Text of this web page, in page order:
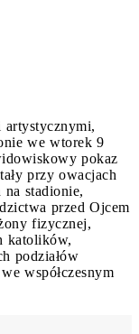
artystycznymi,
we wtorek 9
pokaz
przy owacjach
stadionie,
przed Ojcem
fizycznej,
katolików,
podziałów
współczesnym